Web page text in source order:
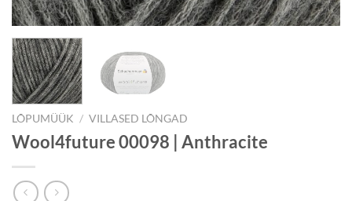
LÕPUMÜÜK / VILLASED LÕNGAD
Wool4future 00098 | Anthracite